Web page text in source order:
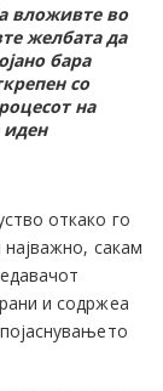
вложивте во
желбата да
бара
со
на
иден
откако го
сакам
и содржеа